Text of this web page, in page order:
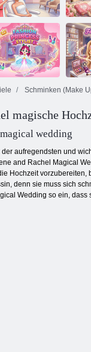
ASMR-
Schönheitsklinik
Modeprinzessin-
Stylistin
Schminken (Make
magische
wedding
aufregendsten und
and Rachel Magical
Hochzeit
denn sie muss sich
Wedding so ein, dass